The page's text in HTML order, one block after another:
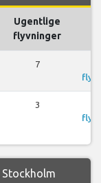
Ugentlige
flyvninger
7
3